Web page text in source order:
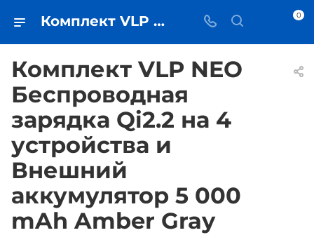
Комплект VLP NEO Беспроводная зарядка Qi2.2 на 4 устройства и Внешний аккумулятор 5 000 mAh Amber Gray • купить в Самаре - iЧехол 0
Комплект VLP NEO
Беспроводная
зарядка Qi2.2 на 4
устройства и
Внешний
аккумулятор 5 000
mAh Amber Gray